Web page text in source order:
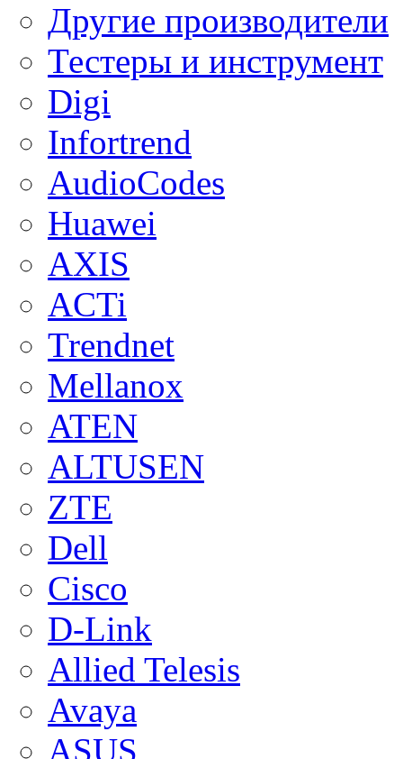
Другие производители
Тестеры и инструмент
Digi
Infortrend
AudioCodes
Huawei
AXIS
ACTi
Trendnet
Mellanox
ATEN
ALTUSEN
ZTE
Dell
Cisco
D-Link
Allied Telesis
Avaya
ASUS